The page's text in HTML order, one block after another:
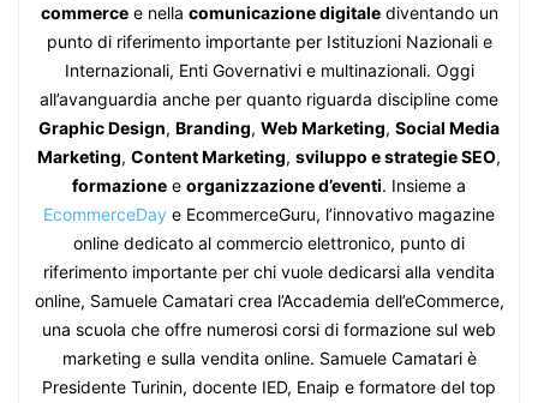
commercee nella comunicazione digitalediventando un
punto di riferimento importante per Istituzioni Nazionali e
Internazionali, Enti Governativi e multinazionali. Oggi
all’avanguardia anche per quanto riguarda discipline come
Graphic Design, Branding, Web Marketing, Social Media
Marketing, Content Marketing, sviluppo e strategie SEO,
formazione e organizzazione d’eventi. Insieme a
EcommerceDay e EcommerceGuru, l’innovativo magazine
online dedicato al commercio elettronico, punto di
riferimento importante per chi vuole dedicarsi alla vendita
online, Samuele Camatari crea l’Accademia dell’eCommerce,
una scuola che offre numerosi corsi di formazione sul web
marketing e sulla vendita online. Samuele Camatari è
Presidente Turinin, docente IED, Enaip e formatore del top